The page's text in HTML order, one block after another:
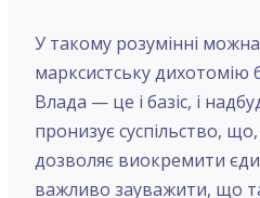
У такому розумінні
марксистську дихотомію
Влада — це і базіс, і
пронизує суспільство,
дозволяє виокремити
важливо зауважити, що